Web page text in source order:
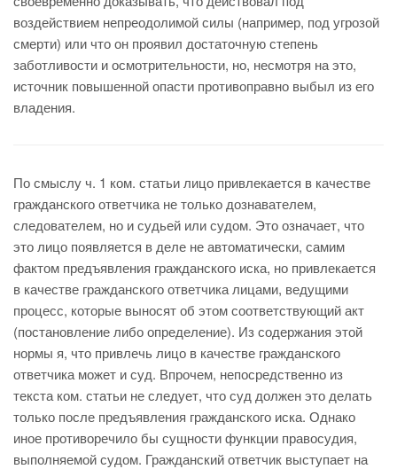
воздействием непреодолимой силы (например, под угрозой
смерти) или что он проявил достаточную степень
заботливости и осмотрительности, но, несмотря на это,
источник повышенной опасти противоправно выбыл из его
владения.
По смыслу ч. 1 ком. статьи лицо привлекается в качестве
гражданского ответчика не только дознавателем,
следователем, но и судьей или судом. Это означает, что
это лицо появляется в деле не автоматически, самим
фактом предъявления гражданского иска, но привлекается
в качестве гражданского ответчика лицами, ведущими
процесс, которые выносят об этом соответствующий акт
(постановление либо определение). Из содержания этой
нормы я, что привлечь лицо в качестве гражданского
ответчика может и суд. Впрочем, непосредственно из
текста ком. статьи не следует, что суд должен это делать
только после предъявления гражданского иска. Однако
иное противоречило бы сущности функции правосудия,
выполняемой судом. Гражданский ответчик выступает на